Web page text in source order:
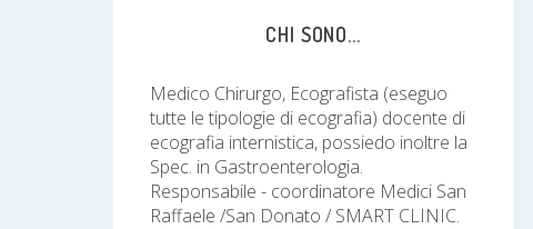
CHI SONO...
Medico Chirurgo, Ecografista (eseguo
tutte le tipologie di ecografia) docente di
ecografia internistica, possiedo inoltre la
Spec. in Gastroenterologia.
Responsabile - coordinatore Medici San
Raffaele /San Donato / SMART CLINIC.